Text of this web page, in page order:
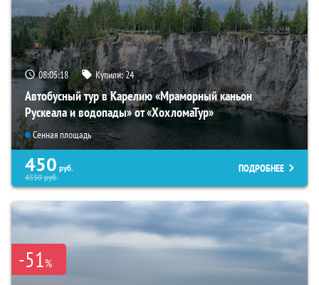
08:05:17 Купили:24
Автобусный тур в Карелию «Мраморный каньон
Рускеала и водопады» от «ХохломаТур»
Сенная площадь
450 руб.
4550руб.
ПОДРОБНЕЕ
-51%